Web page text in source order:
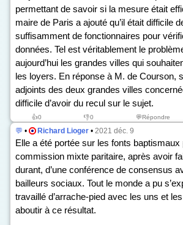
permettant de savoir si la mesure était
maire de Paris a ajouté qu’il était difficile
suffisamment de fonctionnaires pour
données. Tel est véritablement le
aujourd’hui les grandes villes qui
les loyers. En réponse à M. de Courson,
adjoints des deux grandes villes
difficile d’avoir du recul sur le sujet.
👍0 👎0 💬Répondre
💬 • Richard Lioger • 2021 déc. 9
Elle a été portée sur les fonts baptismaux
commission mixte paritaire, après avoir
durant, d’une conférence de consensus
bailleurs sociaux. Tout le monde a pu
travaillé d’arrache-pied avec les uns et
aboutir à ce résultat.